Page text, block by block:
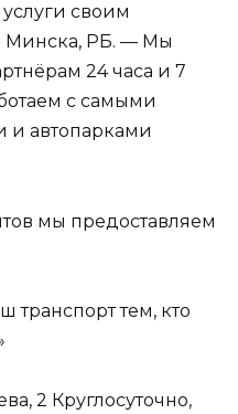
своим
Минска, РБ. — Мы
24 часа и 7
с самыми
и автопарками
мы предоставляем
транспорт тем, кто
2 Круглосуточно,